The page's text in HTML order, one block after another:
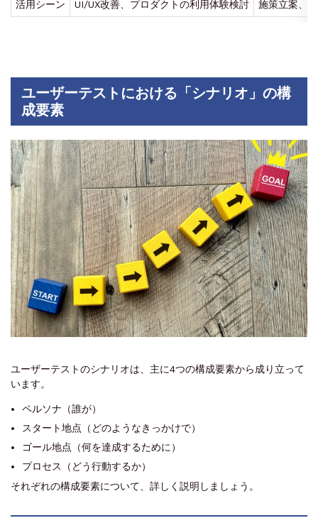
活用シーン UI/UX改善、プロダクトの利用体験検討 施策立案、
ユーザーテストにおける「シナリオ」の構
成要素
ユーザーテストのシナリオは、主に4つの構成要素から成り立って
います。
ペルソナ（誰が）
スタート地点（どのようなきっかけで）
ゴール地点（何を達成するために）
プロセス（どう行動するか）
それぞれの構成要素について、詳しく説明しましょう。